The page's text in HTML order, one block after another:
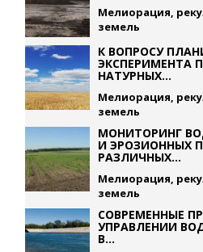
Мелиорация,
земель
К ВОПРОСУ
ЭКСПЕРИМЕНТА
НАТУРНЫХ...
Мелиорация,
земель
МОНИТОРИНГ
И ЭРОЗИОННЫХ
РАЗЛИЧНЫХ...
Мелиорация,
земель
СОВРЕМЕННЫЕ
УПРАВЛЕНИИ
В...